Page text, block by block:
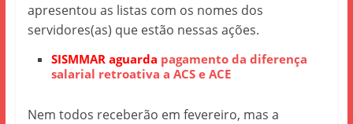
apresentou as listas com os nomes dos
servidores(as) que estão nessas ações.
SISMMAR aguarda pagamento da diferença
salarial retroativa a ACS e ACE
Nem todos receberão em fevereiro, mas a